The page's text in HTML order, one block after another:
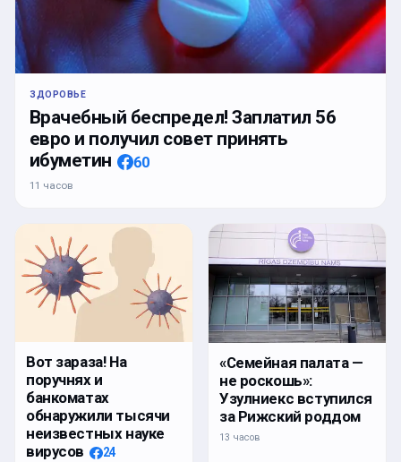
ЗДОРОВЬЕ
Врачебный беспредел! Заплатил 56
евро и получил совет принять
ибуметин
60
11 часов
Вот зараза! На
поручнях и
банкоматах
обнаружили тысячи
неизвестных науке
вирусов
24
«Семейная палата —
не роскошь»:
Узулниекс вступился
за Рижский роддом
13 часов